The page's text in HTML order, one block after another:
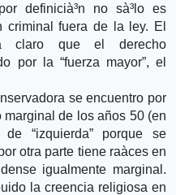
definicià³n no sà³lo es
criminal fuera de la ley. El
claro que el derecho
por la “fuerza mayor”, el
se encuentro por
de los años 50 (en
“izquierda” porque se
otra parte tiene raà­ces en
igualmente marginal.
la creencia religiosa en